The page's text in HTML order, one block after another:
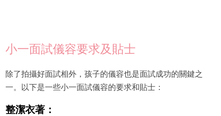
小一面試儀容要求及貼士
除了拍攝好面試相外，孩子的儀容也是面試成功的關鍵之
一。以下是一些小一面試儀容的要求和貼士：
整潔衣著：